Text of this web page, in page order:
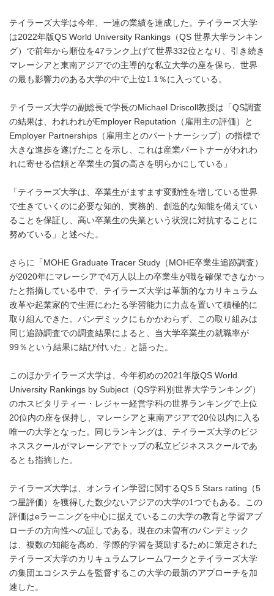
テイラーズ大学は今年、一連の業績を達成した。テイラーズ大学
は2022年版QS World University Rankings（QS 世界大学ランキン
グ）で前年から順位を47ランク上げて世界332位となり、引き続き
マレーシアと東南アジアでの主導的な私立大学の座を保ち、世界
の最も影響力のある大学の中で上位1.1％に入っている。
テイラーズ大学の副総長で学長のMichael Driscoll教授は「QS調査
の結果は、われわれがEmployer Reputation（雇用主の評価）と
Employer Partnerships（雇用主とのパートナーシップ）の指標で
大きな進歩を遂げたことを示し、これは産業パートナーがわれわ
れに寄せる信頼と卒業生の質の高さを明らかにしている」
「テイラーズ大学は、卒業生がますます変動性を増している世界
で生きていくのに必要な知的、実務的、創造的な知能を備えてい
ることを保証し、高い卒業生の失業という状況に対抗することに
努めている」と述べた。
さらに「MOHE Graduate Tracer Study（MOHE卒業生追跡調査）
が2020年にマレーシアで4万人以上の卒業生が職を確保できなかっ
たと指摘している中で、テイラーズ大学は革新的なカリキュラム
改革や起業家的で生涯にわたる学習能力に力点を置いて積極的に
取り組んできた。パンデミックにもかかわらず、この取り組みは
同じ追跡調査での調査結果によると、当大学卒業生の就職率が
99％という結果に結び付いた」と語った。
このほかテイラーズ大学は、今年初めの2021年版QS World
University Rankings by Subject（QS学科別世界大学ランキング）
のホスピタリティー・レジャー経営学科の世界ランキングで上位
20位内の座を保持し、マレーシアと東南アジアで20位以内に入る
唯一の大学となった。同じランキングは、テイラーズ大学のビジ
ネススクールがマレーシアでトップの私立ビジネススクールであ
るとも指摘した。
テイラーズ大学は、オンライン学習に関するQS 5 Stars rating（5
つ星評価）を獲得した数少ないアジアの大学の1つでもある。この
評価はeラーニングを中心に据えているこの大学の教育と学習アプ
ローチの方向性への証しである。現在の未曽有のパンデミック
は、複数の知能を高め、学際的学習を奨励するために策定された
テイラーズ大学のカリキュラムフレームワークとテイラーズ大学
の集団エコシステムを監督するこの大学の最新のアプローチを加
速した。